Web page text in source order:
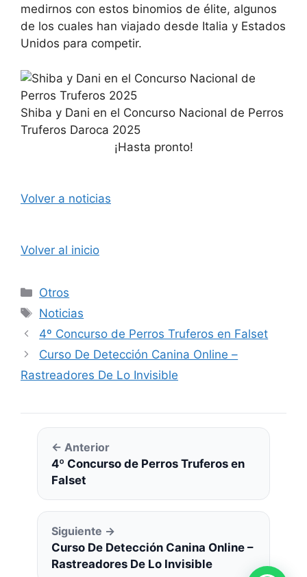
medirnos con estos binomios de élite, algunos
de los cuales han viajado desde Italia y Estados
Unidos para competir.
Shiba y Dani en el Concurso Nacional de Perros
Truferos Daroca 2025
¡Hasta pronto!
Volver a noticias
Volver al inicio
Categorías
Otros
Etiquetas
Noticias
4º Concurso de Perros Truferos en Falset
Curso De Detección Canina Online –
Rastreadores De Lo Invisible
← Anterior
4º Concurso de Perros Truferos en
Falset
Siguiente →
Curso De Detección Canina Online –
Rastreadores De Lo Invisible